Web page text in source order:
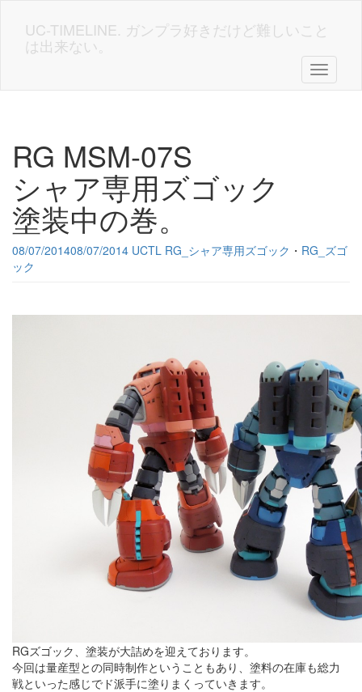
content
UC-TIMELINE. ガンプラ好きだけど難しいこと
は出来ない。
Toggle
RG MSM-07S
シャア専用ズゴック
塗装中の巻。
08/07/201408/07/2014 UCTL RG_シャア専用ズゴック ・ RG_ズゴ
ック
RGズゴック、塗装が大詰めを迎えております。
今回は量産型との同時制作ということもあり、塗料の在庫も総力
戦といった感じでド派手に塗りまくっていきます。